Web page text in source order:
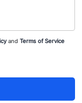
and Terms of Service